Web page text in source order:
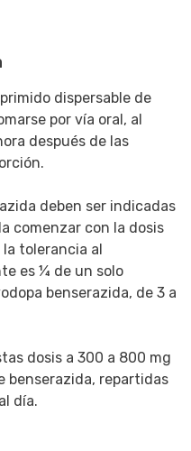
dispersable de
por vía oral, al
después de las
deben ser indicadas
comenzar con la dosis
tolerancia al
es ¼ de un solo
benserazida, de 3 a
dosis a 300 a 800 mg
benserazida, repartidas
día.